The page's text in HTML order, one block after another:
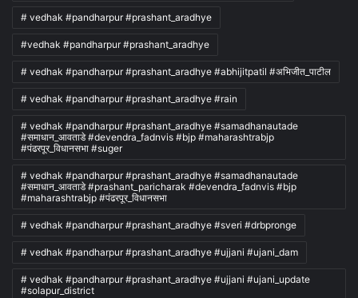
# vedhak #pandharpur #prashant_aradhye
#vedhak #pandharpur #prashant_aradhye
# vedhak #pandharpur #prashant_aradhye #abhijitpatil #अभिजीत_पाटील
# vedhak #pandharpur #prashant_aradhye #rain
# vedhak #pandharpur #prashant_aradhye #samadhanautade
#समाधान_आवताडे #devendra_fadnvis #bjp #maharashtrabjp
#पंढरपूर_विधानसभा #suger
# vedhak #pandharpur #prashant_aradhye #samadhanautade
#समाधान_आवताडे #prashant_paricharak #devendra_fadnvis #bjp
#maharashtrabjp #पंढरपूर_विधानसभा
# vedhak #pandharpur #prashant_aradhye #sveri #drbpronge
# vedhak #pandharpur #prashant_aradhye #ujjani #ujani_dam
# vedhak #pandharpur #prashant_aradhye #ujjani #ujani_update
#solapur_district